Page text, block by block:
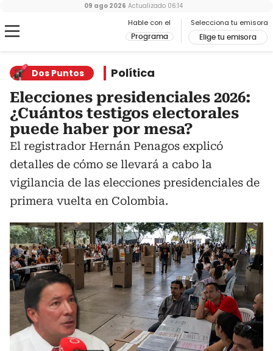
Hable con el
Programa
Selecciona tu emisora
Elige tu emisora
09 ago 2026 Actualizado 06:14
Dos Puntos Política
Elecciones presidenciales 2026:
¿Cuántos testigos electorales
puede haber por mesa?
El registrador Hernán Penagos explicó
detalles de cómo se llevará a cabo la
vigilancia de las elecciones presidenciales de
primera vuelta en Colombia.